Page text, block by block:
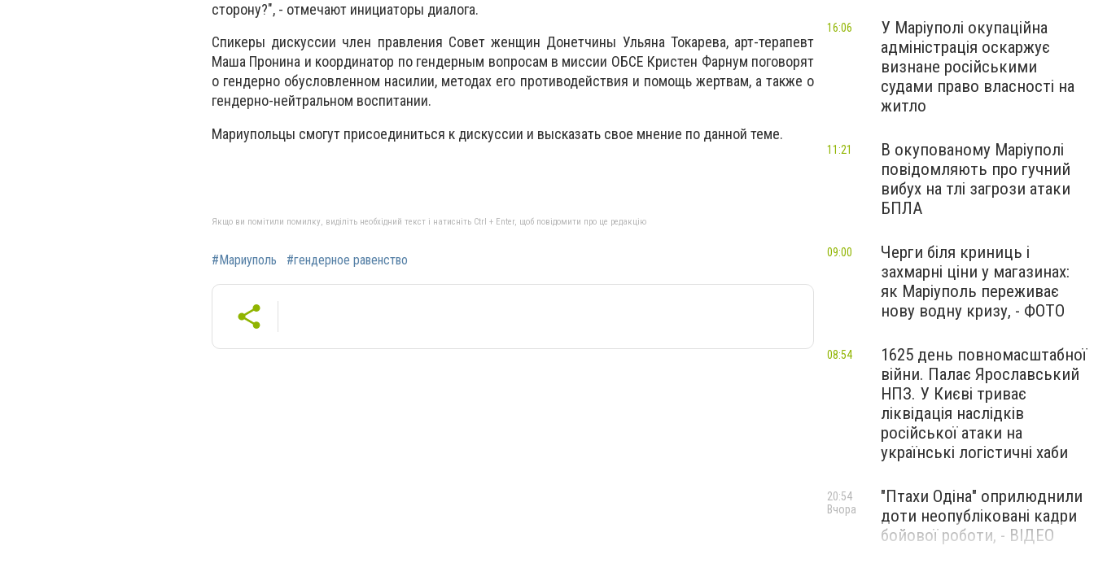
сторону?", - отмечают инициаторы диалога.
Спикеры дискуссии член правления Совет женщин Донетчины Ульяна Токарева, арт-терапевт
Маша Пронина и координатор по гендерным вопросам в миссии ОБСЕ Кристен Фарнум поговорят
о гендерно обусловленном насилии, методах его противодействия и помощь жертвам, а также о
гендерно-нейтральном воспитании.
Мариупольцы смогут присоединиться к дискуссии и высказать свое мнение по данной теме.
Якщо ви помітили помилку, виділіть необхідний текст і натисніть Ctrl + Enter, щоб повідомити про це редакцію
#Мариуполь #гендерное равенство
У Маріуполі окупаційна
адміністрація оскаржує
визнане російськими
судами право власності на
житло
16:06
В окупованому Маріуполі
повідомляють про гучний
вибух на тлі загрози атаки
БПЛА
11:21
Черги біля криниць і
захмарні ціни у магазинах:
як Маріуполь переживає
нову водну кризу, - ФОТО
09:00
1625 день повномасштабної
війни. Палає Ярославський
НПЗ. У Києві триває
ліквідація наслідків
російської атаки на
українські логістичні хаби
08:54
"Птахи Одіна" оприлюднили
доти неопубліковані кадри
бойової роботи, - ВІДЕО
20:54
Вчора